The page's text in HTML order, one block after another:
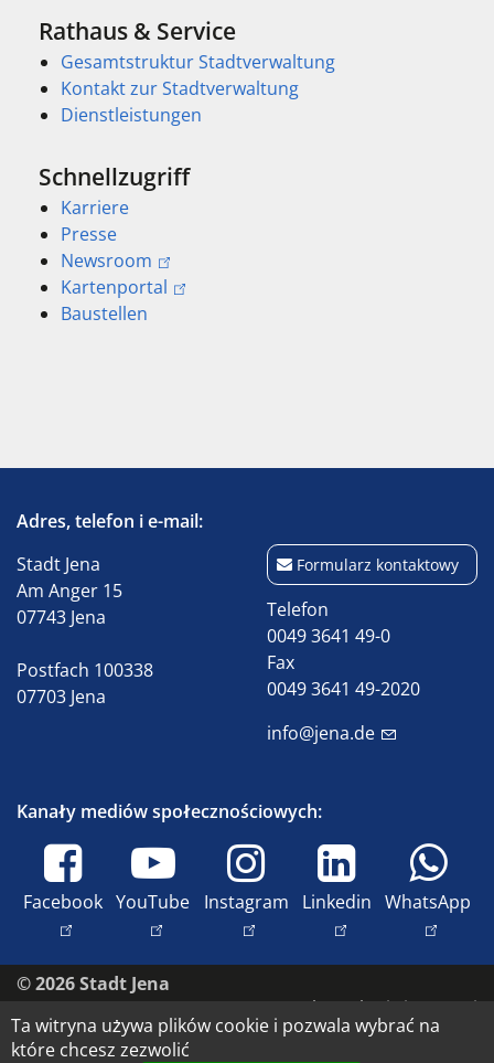
Rathaus & Service
Gesamtstruktur Stadtverwaltung
Kontakt zur Stadtverwaltung
Dienstleistungen
Schnellzugriff
Karriere
Presse
Newsroom
Kartenportal
Baustellen
Adres, telefon i e-mail:
Stadt Jena
Am Anger 15
07743 Jena
Postfach 100338
07703 Jena
Formularz kontaktowy
Telefon
0049 3641 49-0
Fax
0049 3641 49-2020
info@jena.de
Kanały mediów społecznościowych:
Facebook YouTube Instagram Linkedin WhatsApp
© 2026 Stadt Jena
Skontaktuj się z nami
Dostępność
Ta witryna używa plików cookie i pozwala wybrać na
które chcesz zezwolić